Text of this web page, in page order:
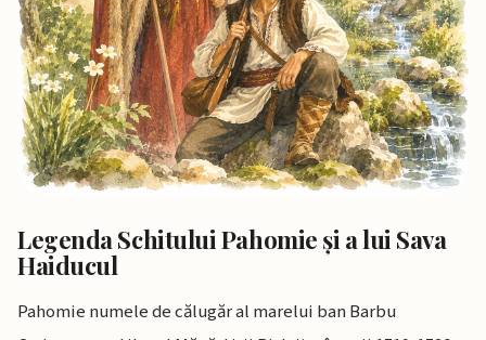
Legenda Schitului Pahomie şi a lui Sava
Haiducul
Pahomie numele de călugăr al marelui ban Barbu